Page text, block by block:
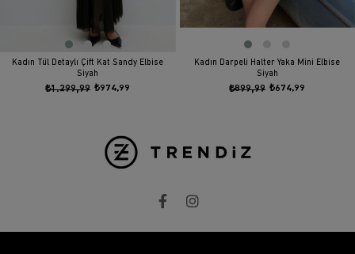
Kadın Tül Detaylı Çift Kat Sandy Elbise
Siyah
₺974,99
₺1.299,99
Kadın Darpeli Halter Yaka Mini Elbise
Siyah
₺674,99
₺899,99